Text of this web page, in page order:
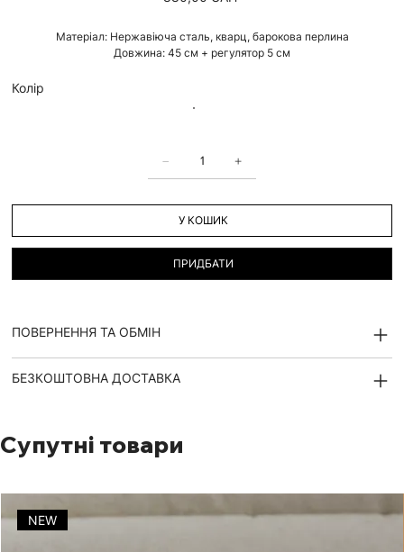
Матеріал: Нержавіюча сталь, кварц, барокова перлина
Довжина: 45 см + регулятор 5 см
Колір
У КОШИК
ПРИДБАТИ
ПОВЕРНЕННЯ ТА ОБМІН
БЕЗКОШТОВНА ДОСТАВКА
Супутні товари
NEW